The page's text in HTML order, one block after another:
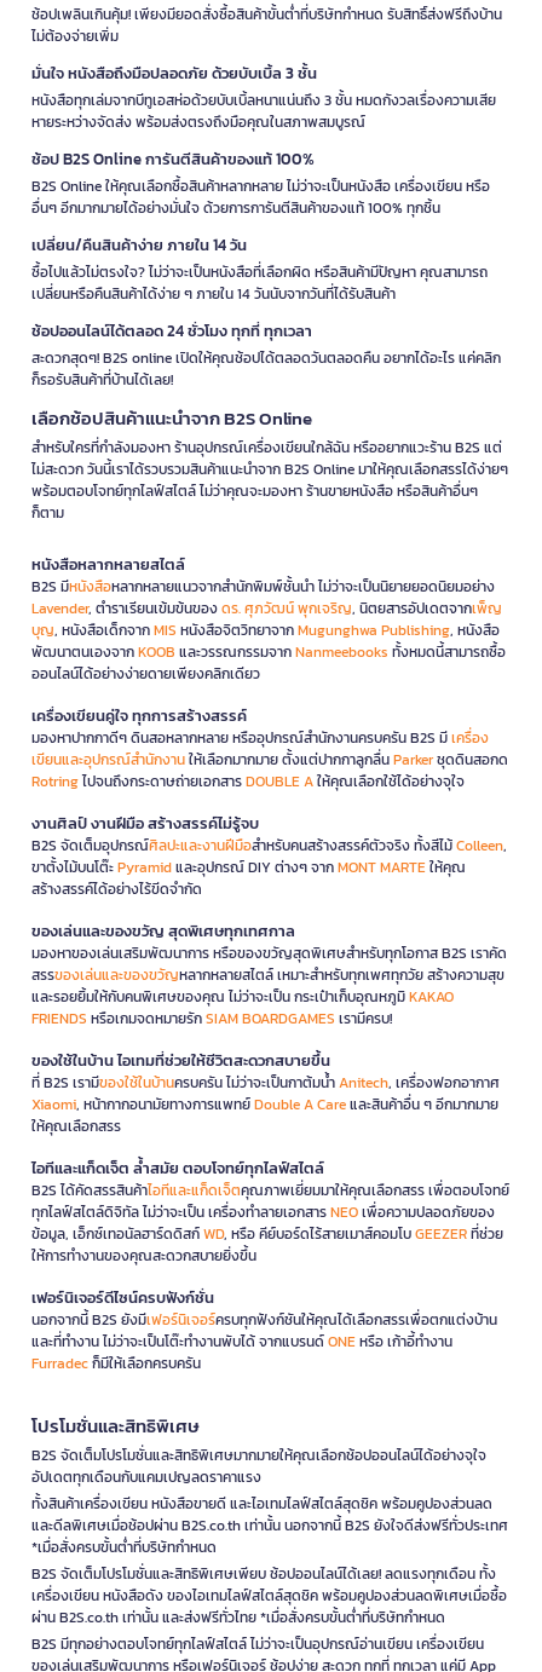
ช้อปเพลินเกินคุ้ม! เพียงมียอดสั่งซื้อสินค้าขั้นต่ำที่บริษัทกำหนด รับสิทธิ์ส่งฟรีถึงบ้าน
ไม่ต้องจ่ายเพิ่ม
มั่นใจ หนังสือถึงมือปลอดภัย ด้วยบับเบิ้ล 3 ชั้น
หนังสือทุกเล่มจากบีทูเอสห่อด้วยบับเบิ้ลหนาแน่นถึง 3 ชั้น หมดกังวลเรื่องความเสีย
หายระหว่างจัดส่ง พร้อมส่งตรงถึงมือคุณในสภาพสมบูรณ์
ช้อป B2S Online การันตีสินค้าของแท้ 100%
B2S Online ให้คุณเลือกซื้อสินค้าหลากหลาย ไม่ว่าจะเป็นหนังสือ เครื่องเขียน หรือ
อื่นๆ อีกมากมายได้อย่างมั่นใจ ด้วยการการันตีสินค้าของแท้ 100% ทุกชิ้น
เปลี่ยน/คืนสินค้าง่าย ภายใน 14 วัน
ซื้อไปแล้วไม่ตรงใจ? ไม่ว่าจะเป็นหนังสือที่เลือกผิด หรือสินค้ามีปัญหา คุณสามารถ
เปลี่ยนหรือคืนสินค้าได้ง่าย ๆ ภายใน 14 วันนับจากวันที่ได้รับสินค้า
ช้อปออนไลน์ได้ตลอด 24 ชั่วโมง ทุกที่ ทุกเวลา
สะดวกสุดๆ! B2S online เปิดให้คุณช้อปได้ตลอดวันตลอดคืน อยากได้อะไร แค่คลิก
ก็รอรับสินค้าที่บ้านได้เลย!
เลือกช้อปสินค้าแนะนำจาก B2S Online
สำหรับใครที่กำลังมองหา ร้านอุปกรณ์เครื่องเขียนใกล้ฉัน หรืออยากแวะร้าน B2S แต่
ไม่สะดวก วันนี้เราได้รวบรวมสินค้าแนะนำจาก B2S Online มาให้คุณเลือกสรรได้ง่ายๆ
พร้อมตอบโจทย์ทุกไลฟ์สไตล์ ไม่ว่าคุณจะมองหา ร้านขายหนังสือ หรือสินค้าอื่นๆ
ก็ตาม
หนังสือหลากหลายสไตล์
B2S มีหนังสือหลากหลายแนวจากสำนักพิมพ์ชั้นนำ ไม่ว่าจะเป็นนิยายยอดนิยมอย่าง
Lavender, ตำราเรียนเข้มข้นของดร. ศุภวัฒน์ พุกเจริญ, นิตยสารอัปเดตจากเพ็ญ
บุญ, หนังสือเด็กจากMIS หนังสือจิตวิทยาจากMugunghwa Publishing, หนังสือ
พัฒนาตนเองจากKOOB และวรรณกรรมจากNanmeebooks ทั้งหมดนี้สามารถซื้อ
ออนไลน์ได้อย่างง่ายดายเพียงคลิกเดียว
เครื่องเขียนคู่ใจ ทุกการสร้างสรรค์
มองหาปากกาดีๆ ดินสอหลากหลาย หรืออุปกรณ์สำนักงานครบครัน B2S มีเครื่อง
เขียนและอุปกรณ์สำนักงานให้เลือกมากมาย ตั้งแต่ปากกาลูกลื่นParkerชุดดินสอกด
Rotringไปจนถึงกระดาษถ่ายเอกสารDOUBLE Aให้คุณเลือกใช้ได้อย่างจุใจ
งานศิลป์ งานฝีมือ สร้างสรรค์ไม่รู้จบ
B2S จัดเต็มอุปกรณ์ศิลปะและงานฝีมือสำหรับคนสร้างสรรค์ตัวจริง ทั้งสีไม้Colleen,
ขาตั้งไม้บนโต๊ะPyramidและอุปกรณ์ DIY ต่างๆ จากMONT MARTEให้คุณ
สร้างสรรค์ได้อย่างไร้ขีดจำกัด
ของเล่นและของขวัญ สุดพิเศษทุกเทศกาล
มองหาของเล่นเสริมพัฒนาการ หรือของขวัญสุดพิเศษสำหรับทุกโอกาส B2S เราคัด
สรรของเล่นและของขวัญหลากหลายสไตล์ เหมาะสำหรับทุกเพศทุกวัย สร้างความสุข
และรอยยิ้มให้กับคนพิเศษของคุณ ไม่ว่าจะเป็น กระเป๋าเก็บอุณหภูมิKAKAO
FRIENDS หรือเกมจดหมายรักSIAM BOARDGAMES เรามีครบ!
ของใช้ในบ้าน ไอเทมที่ช่วยให้ชีวิตสะดวกสบายขึ้น
ที่ B2S เรามีของใช้ในบ้านครบครัน ไม่ว่าจะเป็นกาต้มน้ำAnitech, เครื่องฟอกอากาศ
Xiaomi, หน้ากากอนามัยทางการแพทย์Double A Careและสินค้าอื่น ๆ อีกมากมาย
ให้คุณเลือกสรร
ไอทีและแก็ดเจ็ต ล้ำสมัย ตอบโจทย์ทุกไลฟ์สไตล์
B2S ได้คัดสรรสินค้าไอทีและแก็ดเจ็ตคุณภาพเยี่ยมมาให้คุณเลือกสรร เพื่อตอบโจทย์
ทุกไลฟ์สไตล์ดิจิทัล ไม่ว่าจะเป็น เครื่องทำลายเอกสารNEOเพื่อความปลอดภัยของ
ข้อมูล, เอ็กซ์เทอนัลฮาร์ดดิสก์WD, หรือ คีย์บอร์ดไร้สายเมาส์คอมโบGEEZERที่ช่วย
ให้การทำงานของคุณสะดวกสบายยิ่งขึ้น
เฟอร์นิเจอร์ดีไซน์ครบฟังก์ชั่น
นอกจากนี้ B2S ยังมีเฟอร์นิเจอร์ครบทุกฟังก์ชันให้คุณได้เลือกสรรเพื่อตกแต่งบ้าน
และที่ทำงาน ไม่ว่าจะเป็นโต๊ะทำงานพับได้ จากแบรนด์ONEหรือ เก้าอี้ทำงาน
Furradecก็มีให้เลือกครบครัน
โปรโมชั่นและสิทธิพิเศษ
B2S จัดเต็มโปรโมชั่นและสิทธิพิเศษมากมายให้คุณเลือกช้อปออนไลน์ได้อย่างจุใจ
อัปเดตทุกเดือนกับแคมเปญลดราคาแรง
ทั้งสินค้าเครื่องเขียน หนังสือขายดี และไอเทมไลฟ์สไตล์สุดชิค พร้อมคูปองส่วนลด
และดีลพิเศษเมื่อช้อปผ่าน B2S.co.th เท่านั้น นอกจากนี้ B2S ยังใจดีส่งฟรีทั่วประเทศ
*เมื่อสั่งครบขั้นต่ำที่บริษัทกำหนด
B2S จัดเต็มโปรโมชั่นและสิทธิพิเศษเพียบ ช้อปออนไลน์ได้เลย! ลดแรงทุกเดือน ทั้ง
เครื่องเขียน หนังสือดัง ของไอเทมไลฟ์สไตล์สุดชิค พร้อมคูปองส่วนลดพิเศษเมื่อซื้อ
ผ่าน B2S.co.th เท่านั้น และส่งฟรีทั่วไทย *เมื่อสั่งครบขั้นต่ำที่บริษัทกำหนด
B2S มีทุกอย่างตอบโจทย์ทุกไลฟ์สไตล์ ไม่ว่าจะเป็นอุปกรณ์อ่านเขียน เครื่องเขียน
ของเล่นเสริมพัฒนาการ หรือเฟอร์นิเจอร์ ช้อปง่าย สะดวก ทุกที่ ทุกเวลา แค่มี App